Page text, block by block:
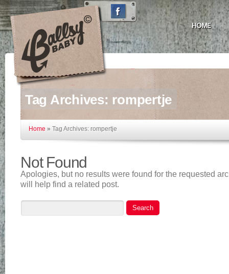
Tag Archives: rompertje
Home » Tag Archives: rompertje
Not Found
Apologies, but no results were found for the requested
will help find a related post.
Search